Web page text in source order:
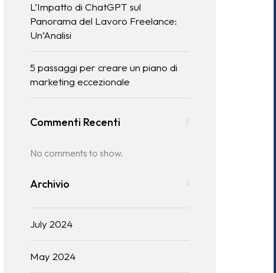
L’Impatto di ChatGPT sul
Panorama del Lavoro Freelance:
Un’Analisi
5 passaggi per creare un piano di
marketing eccezionale
Commenti Recenti
No comments to show.
Archivio
July 2024
May 2024